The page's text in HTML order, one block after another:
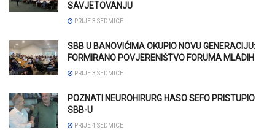
SAVJETOVANJU
PRIJE 3 SEDMICE
SBB U BANOVIĆIMA OKUPIO NOVU GENERACIJU:
FORMIRANO POVJERENIŠTVO FORUMA MLADIH
PRIJE 3 SEDMICE
POZNATI NEUROHIRURG HASO SEFO PRISTUPIO
SBB-U
PRIJE 4 SEDMICE